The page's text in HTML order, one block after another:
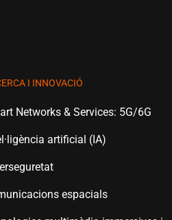
I INNOVACIÓ
Networks & Services: 5G/6G
artificial (IA)
espacials